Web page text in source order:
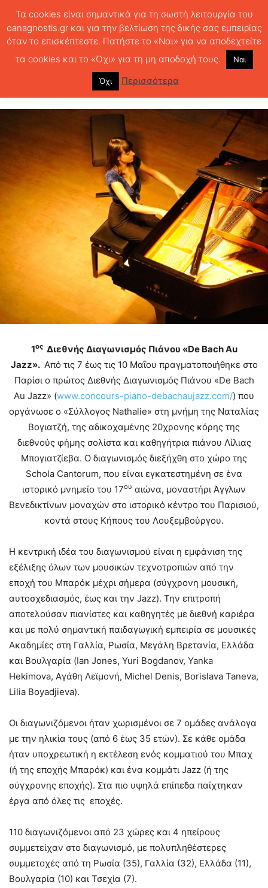
Από τον Μπαχ στη τζαζ
Από τον Μπαχ στη τζαζ
1οςΔιεθνής Διαγωνισμός Πιάνου «De BachAu
Jazz». Από τις 7 έως τις 10 Μαΐου πραγματοποιήθηκε στο
Παρίσι ο πρώτος Διεθνής Διαγωνισμός Πιάνου «De Bach
Au Jazz» (www.concours-piano-debachaujazz.com/) που
οργάνωσε ο «Σύλλογος Nathalie» στη μνήμη της Ναταλίας
Βογιατζή, της αδικοχαμένης 20χρονης κόρης της
διεθνούς φήμης σολίστα και καθηγήτρια πιάνου Λίλιας
Μπογιατζίεβα. Ο διαγωνισμός διεξήχθη στο χώρο της
Schola Cantorum, που είναι εγκατεστημένη σε ένα
ιστορικό μνημείο του 17ου αιώνα, μοναστήρι Άγγλων
Βενεδικτίνων μοναχών στο ιστορικό κέντρο του Παρισιού,
κοντά στους Κήπους του Λουξεμβούργου.
Η κεντρική ιδέα του διαγωνισμού είναι η εμφάνιση της
εξέλιξης όλων των μουσικών τεχνοτροπιών από την
εποχή του Μπαρόκ μέχρι σήμερα (σύγχρονη μουσική,
αυτοσχεδιασμός, έως και την Jazz). Την επιτροπή
αποτελούσαν πιανίστες και καθηγητές με διεθνή καριέρα
και με πολύ σημαντική παιδαγωγική εμπειρία σε μουσικές
Ακαδημίες στη Γαλλία, Ρωσία, Μεγάλη Βρετανία, Ελλάδα
και Βουλγαρία (Ian Jones, Yuri Bogdanov, Yanka
Hekimova, Αγάθη Λεϊμονή, Michel Denis, Borislava Taneva,
Lilia Boyadjieva).
Οι διαγωνιζόμενοι ήταν χωρισμένοι σε 7 ομάδες ανάλογα
με την ηλικία τους (από 6 έως 35 ετών). Σε κάθε ομάδα
ήταν υποχρεωτική η εκτέλεση ενός κομματιού του Μπαχ
(ή της εποχής Μπαρόκ) και ένα κομμάτι Jazz (ή της
σύγχρονης εποχής). Στα πιο υψηλά επίπεδα παίχτηκαν
έργα από όλες τις εποχές.
110 διαγωνιζόμενοι από 23 χώρες και 4 ηπείρους
συμμετείχαν στο διαγωνισμό, με πολυπληθέστερες
συμμετοχές από τη Ρωσία (35), Γαλλία (32), Ελλάδα (11),
Βουλγαρία (10) και Τσεχία (7).
Τα cookies είναι σημαντικά για τη σωστή λειτουργία του
oanagnostis.gr και για την βελτίωση της δικής σας εμπειρίας
όταν το επισκέπτεστε. Πατήστε το «Ναι» για να αποδεχτείτε
τα cookies και το «Όχι» για τη μη αποδοχή τους.
Ναι
Όχι Περισσότερα